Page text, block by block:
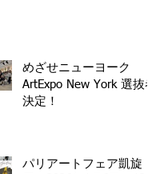
めざせニューヨーク
ArtExpo New York 選抜者
決定！
パリアートフェア凱旋